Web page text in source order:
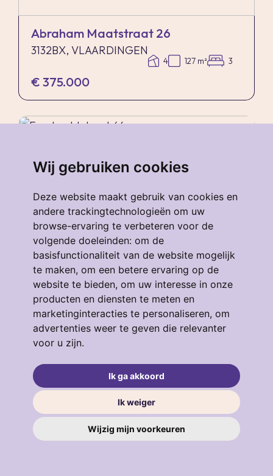
Wij gebruiken cookies
Deze website maakt gebruik van cookies en
andere trackingtechnologieën om uw
browse-ervaring te verbeteren voor de
volgende doeleinden: om de
basisfunctionaliteit van de website mogelijk
te maken, om een betere ervaring op de
website te bieden, om uw interesse in onze
producten en diensten te meten en
marketinginteracties te personaliseren, om
advertenties weer te geven die relevanter
voor u zijn.
Ik ga akkoord
Ik weiger
Wijzig mijn voorkeuren
Abraham Maatstraat 26
3132BX, VLAARDINGEN
4 127 m² 3
€ 375.000
Eendrachtstraat 64
3134GM, VLAARDINGEN
4 53 m² 3
€ 319.000